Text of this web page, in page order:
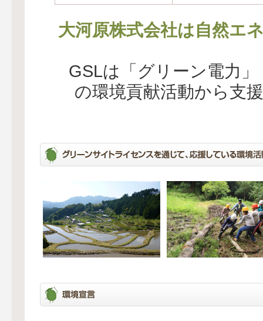
大河原株式会社は自然エ
GSLは「グリーン電力
の環境貢献活動から支